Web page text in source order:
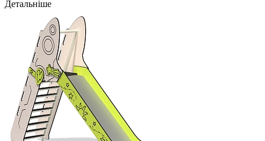
Детальніше